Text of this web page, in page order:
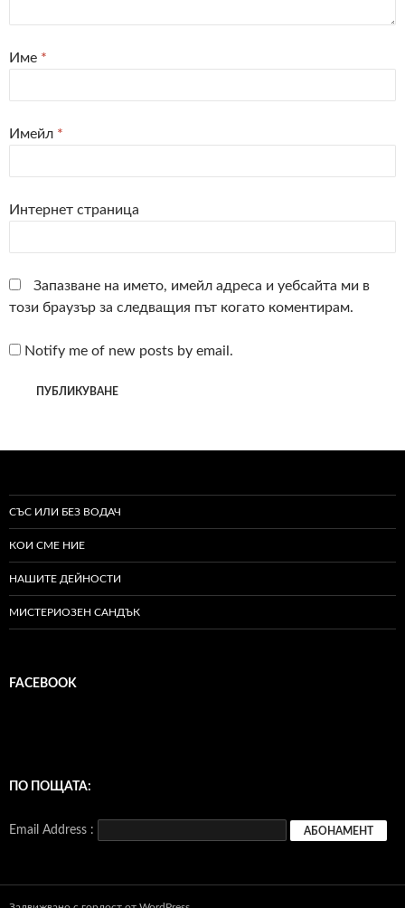
Име *
Имейл *
Интернет страница
Запазване на името, имейл адреса и уебсайта ми в
този браузър за следващия път когато коментирам.
Notify me of new posts by email.
СЪС ИЛИ БЕЗ ВОДАЧ
КОИ СМЕ НИЕ
НАШИТЕ ДЕЙНОСТИ
МИСТЕРИОЗЕН САНДЪК
FACEBOOK
ПО ПОЩАТА:
Email Address :